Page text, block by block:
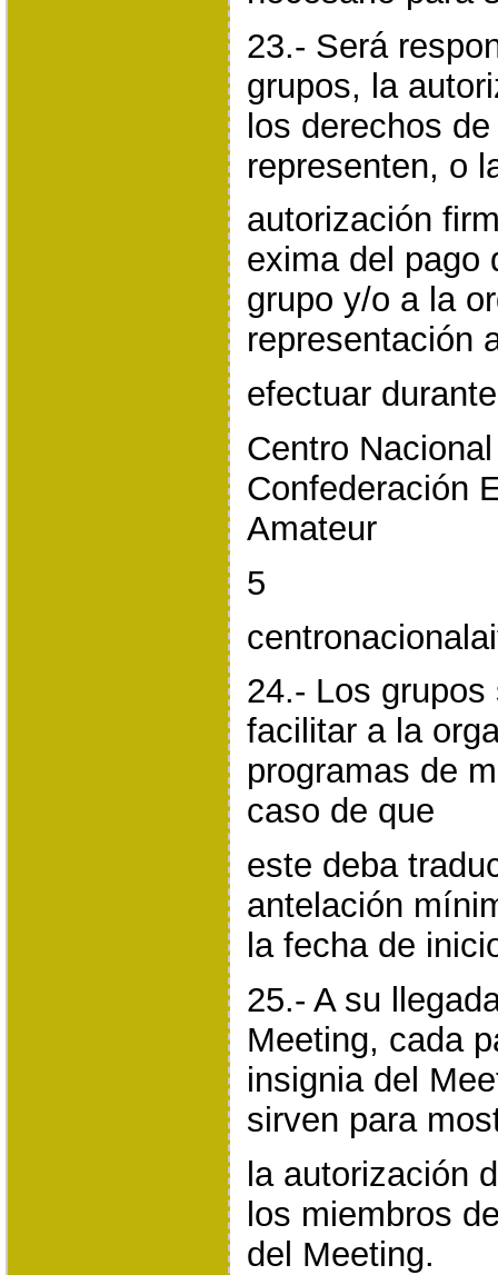
23.- Será
grupos, la
los derechos
representen, o
autorización
exima del pago
grupo y/o a la
representación
efectuar
Centro
Confederación
Amateur
5
24.- Los
facilitar a la
programas de
caso de que
este deba
antelación
la fecha de
25.- A su
Meeting, cada
insignia del
sirven para
la autorización
los miembros
del Meeting.